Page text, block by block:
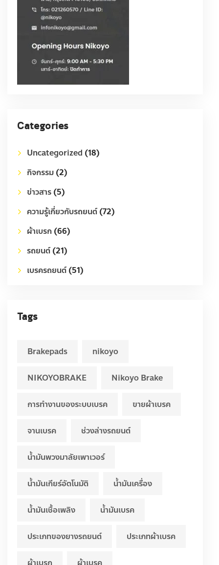
Categories
Uncategorized (18)
กิจกรรม (2)
ข่าวสาร (5)
ความรู้เกี่ยวกับรถยนต์(72)
ผ้าเบรก (66)
รถยนต์(21)
เบรครถยนต์(51)
Tags
Brakepads nikoyo
NIKOYOBRAKE Nikoyo Brake
การทำงานของระบบเบรค ขายผ้าเบรค
จานเบรค ช่วงล่างรถยนต์
น้ำมันพวงมาลัยเพาเวอร์
น้ำมันเกียร์อัตโนมัติ น้ำมันเครื่อง
น้ำมันเชื้อเพลิง น้ำมันเบรค
ประเภทของยางรถยนต์ ประเภทผ้าเบรค